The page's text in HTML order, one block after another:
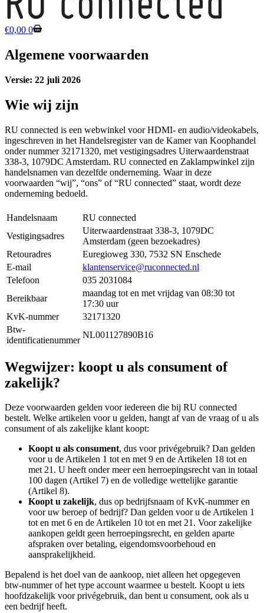
Winkelwagen
€0,00 0
Algemene voorwaarden
Versie: 22 juli 2026
Wie wij zijn
RU connected is een webwinkel voor HDMI- en audio/videokabels,
ingeschreven in het Handelsregister van de Kamer van Koophandel
onder nummer 32171320, met vestigingsadres Uiterwaardenstraat
338-3, 1079DC Amsterdam. RU connected en Zaklampwinkel zijn
handelsnamen van dezelfde onderneming. Waar in deze
voorwaarden “wij”, “ons” of “RU connected” staat, wordt deze
onderneming bedoeld.
Handelsnaam
RU connected
Vestigingsadres
Uiterwaardenstraat 338-3, 1079DC
Amsterdam (geen bezoekadres)
Retouradres
Euregioweg 330, 7532 SN Enschede
E-mail
klantenservice@ruconnected.nl
Telefoon
035 2031084
Bereikbaar
maandag tot en met vrijdag van 08:30 tot
17:30 uur
KvK-nummer
32171320
Btw-
identificatienummer
NL001127890B16
Wegwijzer: koopt u als consument of
zakelijk?
Deze voorwaarden gelden voor iedereen die bij RU connected
bestelt. Welke artikelen voor u gelden, hangt af van de vraag of u als
consument of als zakelijke klant koopt:
Koopt u als consument, dus voor privégebruik? Dan gelden
voor u de Artikelen 1 tot en met 9 en de Artikelen 18 tot en
met 21. U heeft onder meer een herroepingsrecht van in totaal
100 dagen (Artikel 7) en de volledige wettelijke garantie
(Artikel 8).
Koopt u zakelijk, dus op bedrijfsnaam of KvK-nummer en
voor uw beroep of bedrijf? Dan gelden voor u de Artikelen 1
tot en met 6 en de Artikelen 10 tot en met 21. Voor zakelijke
aankopen geldt geen herroepingsrecht, en gelden aparte
afspraken over betaling, eigendomsvoorbehoud en
aansprakelijkheid.
Bepalend is het doel van de aankoop, niet alleen het opgegeven
btw-nummer of het type account waarmee u bestelt. Koopt u iets
hoofdzakelijk voor privégebruik, dan bent u consument, ook als u
een bedrijf heeft.